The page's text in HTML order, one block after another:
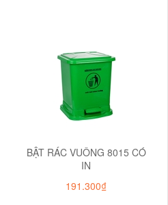
BẬT RÁC VUÔNG 8015 CÓ
IN
191.300₫